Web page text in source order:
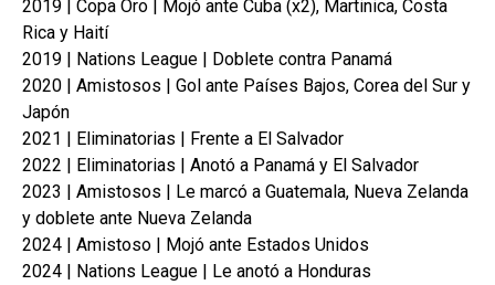
2019 | Copa Oro | Mojó ante Cuba (x2), Martinica, Costa
Rica y Haití
2019 | Nations League | Doblete contra Panamá
2020 | Amistosos | Gol ante Países Bajos, Corea del Sur y
Japón
2021 | Eliminatorias | Frente a El Salvador
2022 | Eliminatorias | Anotó a Panamá y El Salvador
2023 | Amistosos | Le marcó a Guatemala, Nueva Zelanda
y doblete ante Nueva Zelanda
2024 | Amistoso | Mojó ante Estados Unidos
2024 | Nations League | Le anotó a Honduras